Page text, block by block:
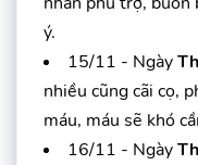
ý.
15/11 - Ngày
nhiều cũng cãi cọ,
máu, máu sẽ khó
16/11 - Ngày